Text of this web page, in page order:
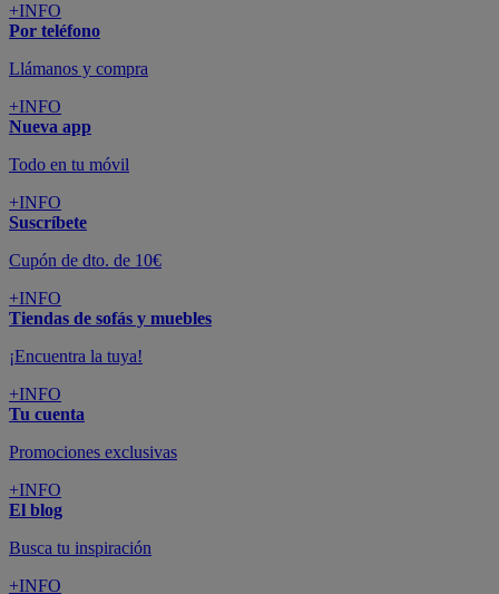
+INFO
Por teléfono
Llámanos y compra
+INFO
Nueva app
Todo en tu móvil
+INFO
Suscríbete
Cupón de dto. de 10€
+INFO
Tiendas de sofás y muebles
¡Encuentra la tuya!
+INFO
Tu cuenta
Promociones exclusivas
+INFO
El blog
Busca tu inspiración
+INFO